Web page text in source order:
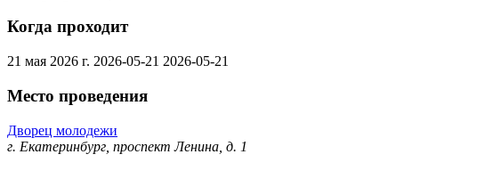
Когда проходит
21 мая 2026 г. 2026-05-21 2026-05-21
Место проведения
Дворец молодежи
г. Екатеринбург, проспект Ленина, д. 1